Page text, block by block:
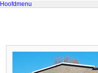
Hoofdmenu